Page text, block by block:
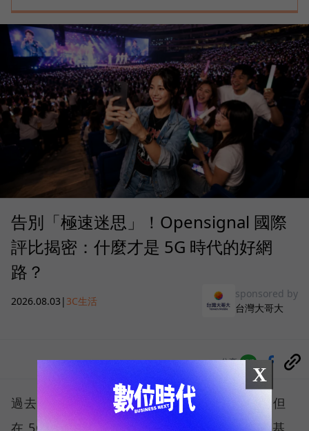
告別「極速迷思」！Opensignal 國際
評比揭密：什麼才是 5G 時代的好網
路？
2026.08.03 | 3C生活
sponsored by
台灣大哥大
分享
過去，下載速度是評價電信服務的重要指標，但
X